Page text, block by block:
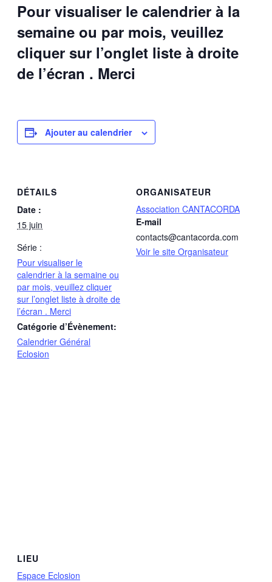
Pour visualiser le calendrier à la
semaine ou par mois, veuillez
cliquer sur l’onglet liste à droite
de l’écran . Merci
Ajouter au calendrier
DÉTAILS
Date :
15 juin
Série :
Pour visualiser le
calendrier à la semaine ou
par mois, veuillez cliquer
sur l’onglet liste à droite de
l’écran . Merci
Catégorie d’Évènement:
Calendrier Général
Eclosion
ORGANISATEUR
Association CANTACORDA
E-mail
contacts@cantacorda.com
Voir le site Organisateur
LIEU
Espace Eclosion